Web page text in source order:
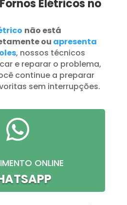
Elétricos no
não está
ou apresenta
, nossos técnicos
e reparar o problema,
continue a preparar
sem interrupções.

ONLINE